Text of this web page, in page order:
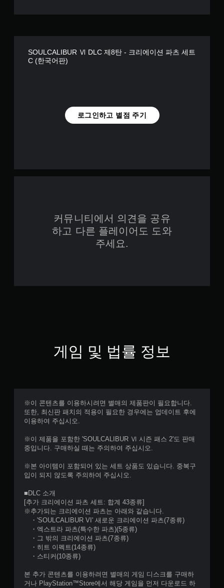
SOULCALIBUR Ⅵ DLC 제8탄 - 크리에이션 파츠 세트
C (한국어판)
로그인하고 별점 주기
커뮤니티에서 의견을 공유
하고 다른 플레이어도 도와
주세요.
게임 및 법률 정보
※이 콘텐츠를 이용하시려면 별매의 제품판이 필요합니다.
또한, 최신판 패치의 적용이 필요한 경우에는 업데이트 후에
이용하여 주십시오.
※이 제품을 포함한 'SOULCALIBUR Ⅵ 시즌 패스 2'도 판매
중입니다. 구매하실 때는 주의하여 주십시오.
※본 아이템이 포함되어 있는 세트 상품도 있습니다. 중복구
입이 되지 않도록 주의하여 주십시오.
■DLC 소개
[추가 크리에이션 파츠 세트: 합계 43종류]
※추가되는 크리에이션 파츠는 아래와 같습니다.
・'SOULCALIBUR VI' 새로운 크리에이션 파츠(7종류)
・엑스트라 파츠(특수한 파츠)(5종류)
・그 밖의 크리에이션 파츠(7종류)
・히트 이펙트(14종류)
・스티커(10종류)
본 추가 콘텐츠를 이용하려면 별매의 게임 디스크를 구매하
거나 PlayStation™Store에서 해당 게임을 먼저 다운로드 하